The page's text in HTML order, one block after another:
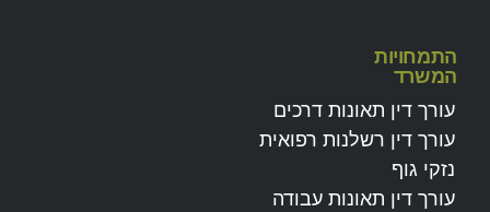
התמחויות
המשרד
עורך דין תאונות דרכים
עורך דין רשלנות רפואית
נזקי גוף
עורך דין תאונות עבודה